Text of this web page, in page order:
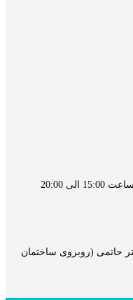
20:00
حاتمی (روبروی ساختمان